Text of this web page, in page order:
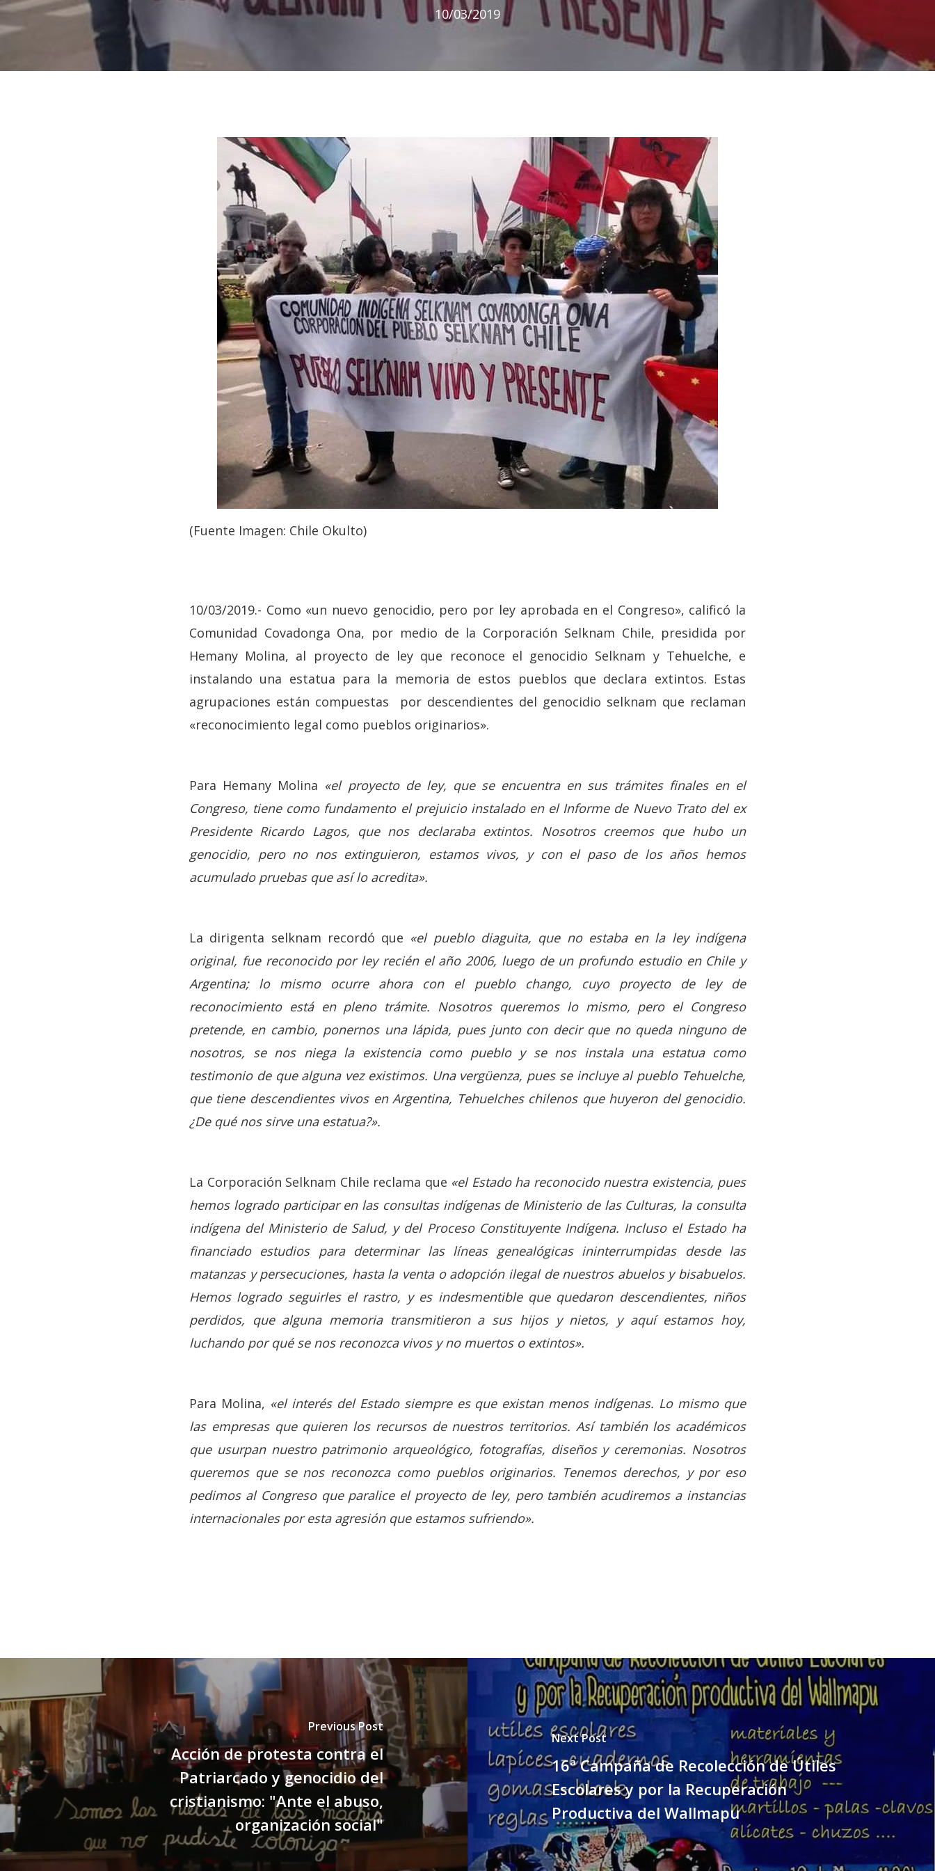
Hit enter to search or ESC to close
10/03/2019
(Fuente Imagen: Chile Okulto)
10/03/2019.- Como «un nuevo genocidio, pero por ley aprobada en el Congreso», calificó la
Comunidad Covadonga Ona, por medio de la Corporación Selknam Chile, presidida por
Hemany Molina, al proyecto de ley que reconoce el genocidio Selknam y Tehuelche, e
instalando una estatua para la memoria de estos pueblos que declara extintos. Estas
agrupaciones están compuestas por descendientes del genocidio selknam que reclaman
«reconocimiento legal como pueblos originarios».
Para Hemany Molina «el proyecto de ley, que se encuentra en sus trámites finales en el
Congreso, tiene como fundamento el prejuicio instalado en el Informe de Nuevo Trato del ex
Presidente Ricardo Lagos, que nos declaraba extintos. Nosotros creemos que hubo un
genocidio, pero no nos extinguieron, estamos vivos, y con el paso de los años hemos
acumulado pruebas que así lo acredita».
La dirigenta selknam recordó que «el pueblo diaguita, que no estaba en la ley indígena
original, fue reconocido por ley recién el año 2006, luego de un profundo estudio en Chile y
Argentina; lo mismo ocurre ahora con el pueblo chango, cuyo proyecto de ley de
reconocimiento está en pleno trámite. Nosotros queremos lo mismo, pero el Congreso
pretende, en cambio, ponernos una lápida, pues junto con decir que no queda ninguno de
nosotros, se nos niega la existencia como pueblo y se nos instala una estatua como
testimonio de que alguna vez existimos. Una vergüenza, pues se incluye al pueblo Tehuelche,
que tiene descendientes vivos en Argentina, Tehuelches chilenos que huyeron del genocidio.
¿De qué nos sirve una estatua?».
La Corporación Selknam Chile reclama que «el Estado ha reconocido nuestra existencia, pues
hemos logrado participar en las consultas indígenas de Ministerio de las Culturas, la consulta
indígena del Ministerio de Salud, y del Proceso Constituyente Indígena. Incluso el Estado ha
financiado estudios para determinar las líneas genealógicas ininterrumpidas desde las
matanzas y persecuciones, hasta la venta o adopción ilegal de nuestros abuelos y bisabuelos.
Hemos logrado seguirles el rastro, y es indesmentible que quedaron descendientes, niños
perdidos, que alguna memoria transmitieron a sus hijos y nietos, y aquí estamos hoy,
luchando por qué se nos reconozca vivos y no muertos o extintos».
Para Molina, «el interés del Estado siempre es que existan menos indígenas. Lo mismo que
las empresas que quieren los recursos de nuestros territorios. Así también los académicos
que usurpan nuestro patrimonio arqueológico, fotografías, diseños y ceremonias. Nosotros
queremos que se nos reconozca como pueblos originarios. Tenemos derechos, y por eso
pedimos al Congreso que paralice el proyecto de ley, pero también acudiremos a instancias
internacionales por esta agresión que estamos sufriendo».
Previous Post
Acción de protesta contra el
Patriarcado y genocidio del
cristianismo: "Ante el abuso,
organización social"
Next Post
16ª Campaña de Recolección de Útiles
Escolares y por la Recuperación
Productiva del Wallmapu